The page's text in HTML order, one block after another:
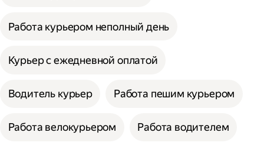
Работа курьером неполный день
Курьер с ежедневной оплатой
Водитель курьер Работа пешим курьером
Работа велокурьером Работа водителем